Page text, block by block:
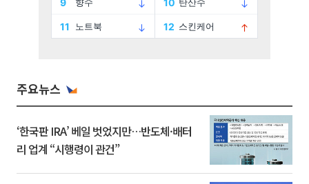
주요뉴스
‘한국판 IRA’ 베일 벗었지만…반도체·배터
리 업계 “시행령이 관건”